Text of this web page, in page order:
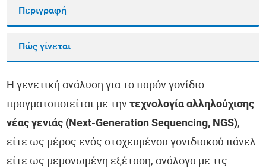
Περιγραφή
Πώς γίνεται
Η γενετική ανάλυση για το παρόν γονίδιο
πραγματοποιείται με τηντεχνολογία αλληλούχισης
νέας γενιάς (Next-Generation Sequencing, NGS),
είτε ως μέρος ενός στοχευμένου γονιδιακού πάνελ
είτε ως μεμονωμένη εξέταση, ανάλογα με τις